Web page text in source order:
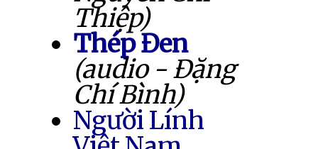
Thiệp)
Thép Đen
(audio - Đặng
Chí Bình)
Người Lính